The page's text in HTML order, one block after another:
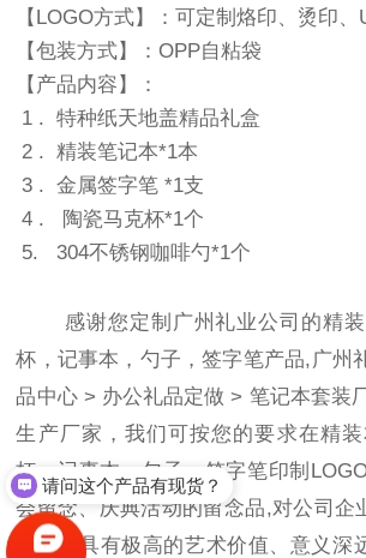
【LOGO方式】：可定制烙印、烫印、
【包装方式】：OPP自粘袋
【产品内容】：
1 . 特种纸天地盖精品礼盒
2 . 精装笔记本*1本
3 . 金属签字笔 *1支
4 . 陶瓷马克杯*1个
5. 304不锈钢咖啡勺*1个
感谢您定制广州礼业公司的精装
杯，记事本，勺子，签字笔产品,广州
品中心> 办公礼品定做 > 笔记本套装
生产厂家，我们可按您的要求在精
杯，记事本，勺子，签字笔印制
会留念、庆典活动的留念品,对公司企
和形象具有极高的艺术价值、意义深
请问这个产品有现货？
我想咨询产品如何定制？